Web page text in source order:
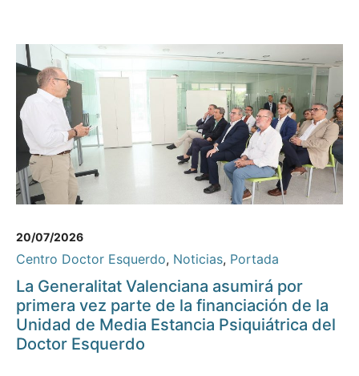
20/07/2026
Centro Doctor Esquerdo, Noticias, Portada
La Generalitat Valenciana asumirá por
primera vez parte de la financiación de la
Unidad de Media Estancia Psiquiátrica del
Doctor Esquerdo